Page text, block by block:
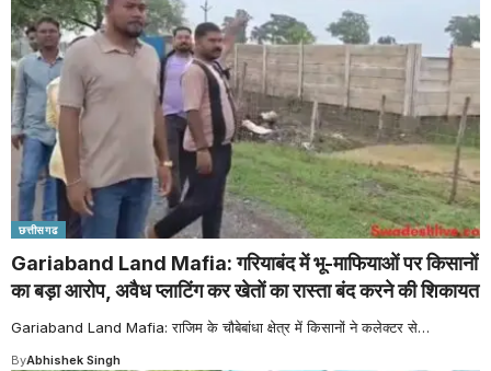
छत्तीसगढ
Gariaband Land Mafia: गरियाबंद में भू-माफियाओं पर किसानों
का बड़ा आरोप, अवैध प्लाटिंग कर खेतों का रास्ता बंद करने की शिकायत
Gariaband Land Mafia: राजिम के चौबेबांधा क्षेत्र में किसानों ने कलेक्टर से…
ByAbhishek Singh